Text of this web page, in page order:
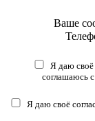
Ваше
Я даю своё
соглашаюсь
Я даю своё